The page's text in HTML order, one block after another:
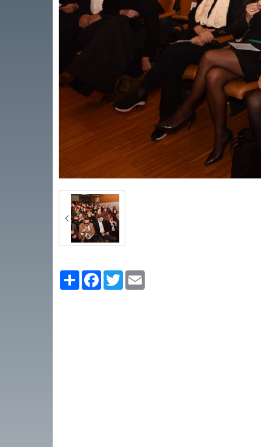
PartagerFacebook
Twitter